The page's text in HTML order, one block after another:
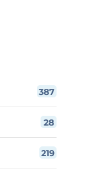
387
28
219